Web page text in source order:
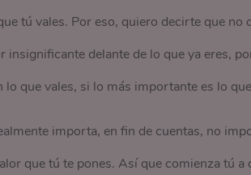
tú vales. Por eso, quiero decirte que no
insignificante delante de lo que ya eres,
lo que vales, si lo más importante es lo
importa, en fin de cuentas, no
que tú te pones. Así que comienza tú